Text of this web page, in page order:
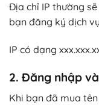
Địa chỉ IP thường
bạn đăng ký dịch
IP có dạng
2. Đăng nhập
Khi bạn đã mua